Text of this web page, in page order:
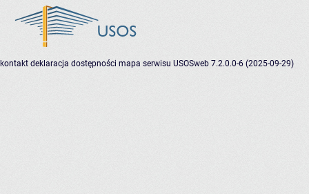
kontakt deklaracja dostępności mapa serwisu USOSweb 7.2.0.0-6 (2025-09-29)